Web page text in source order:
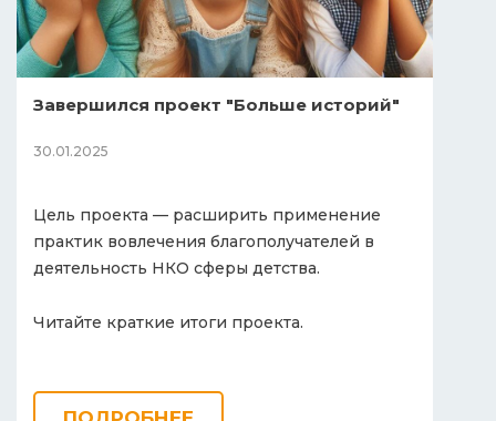
Завершился проект "Больше историй"
30.01.2025
Цель проекта — расширить применение
практик вовлечения благополучателей в
деятельность НКО сферы детства.
Читайте краткие итоги проекта.